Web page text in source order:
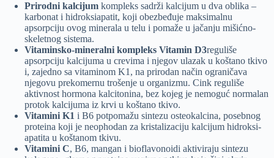
Prirodni kalcijum kompleks sadrži kalcijum u dva oblika –
karbonat i hidroksiapatit, koji obezbeđuje maksimalnu
apsorpciju ovog minerala u telu i pomaže u jačanju mišićno-
skeletnog sistema.
Vitaminsko-mineralni kompleks Vitamin D3reguliše
apsorpciju kalcijuma u ​​crevima i njegov ulazak u koštano tkivo
i, zajedno sa vitaminom K1, na prirodan način ograničava
njegovu prekomernu trošenje u organizmu. Cink reguliše
aktivnost hormona kalcitonina, bez kojeg je nemoguć normalan
protok kalcijuma iz krvi u koštano tkivo.
Vitamini K1 i B6 potpomažu sintezu osteokalcina, posebnog
proteina koji je neophodan za kristalizaciju kalcijum hidroksi-
apatita u koštanom tkivu.
Vitamini C, B6, mangan i bioflavonoidi aktiviraju sintezu